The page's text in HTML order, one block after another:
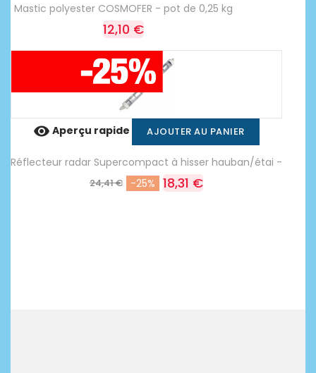
Mastic polyester COSMOFER - pot de 0,25 kg
12,10 €
 Aperçu rapide AJOUTER AU PANIER
Réflecteur radar Supercompact à hisser hauban/étai -
24,41 € -25% 18,31 €